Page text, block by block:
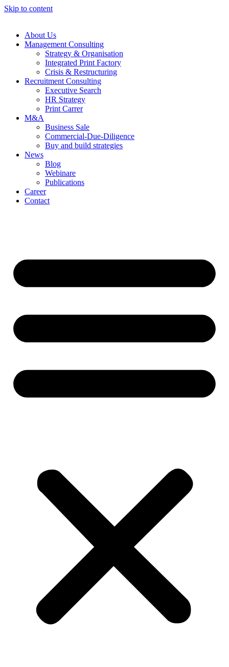
Skip to content
About Us
Management Consulting
Strategy & Organisation
Integrated Print Factory
Crisis & Restructuring
Recruitment Consulting
Executive Search
HR Strategy
Print Carrer
M&A
Business Sale
Commercial-Due-Diligence
Buy and build strategies
News
Blog
Webinare
Publications
Career
Contact